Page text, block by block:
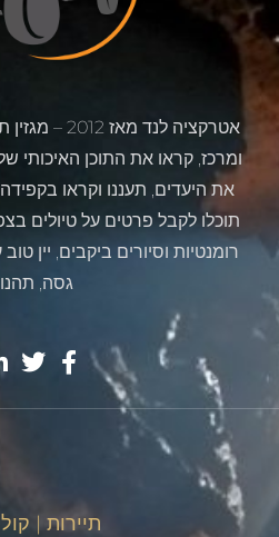
אטרקציה לנד מאז
ומרכז, קראו את התוכן האיכותי
את היעדים, תעננו וקראו בקפידה
תוכלו לקבל פרטים על טיולים
רומנטיות וסיורים ביקבים, יין
גסה, תהנו :)
תיירות |